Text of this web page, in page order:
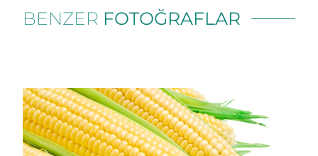
BENZER FOTOĞRAFLAR